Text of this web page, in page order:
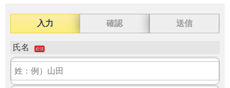
入力 確認 送信
氏名 必須